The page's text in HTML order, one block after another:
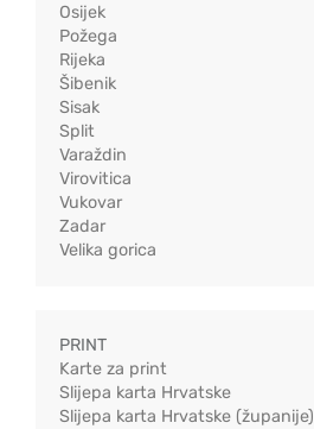
Osijek
Požega
Rijeka
Šibenik
Sisak
Split
Varaždin
Virovitica
Vukovar
Zadar
Velika gorica
PRINT
Karte za print
Slijepa karta Hrvatske
Slijepa karta Hrvatske (županije)